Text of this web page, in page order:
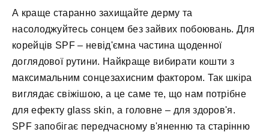
А краще старанно захищайте дерму та
насолоджуйтесь сонцем без зайвих побоювань. Для
корейців SPF – невід'ємна частина щоденної
доглядової рутини. Найкраще вибирати кошти з
максимальним сонцезахисним фактором. Так шкіра
виглядає свіжішою, а це саме те, що нам потрібне
для ефекту glass skin, а головне – для здоров'я.
SPF запобігає передчасному в'яненню та старінню